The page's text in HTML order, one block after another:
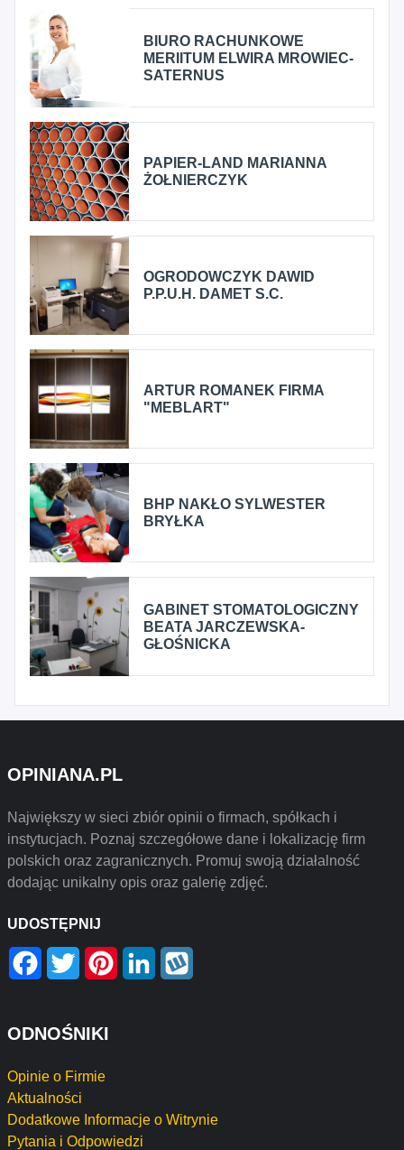
BIURO RACHUNKOWE
MERIITUM ELWIRA MROWIEC-
SATERNUS
PAPIER-LAND MARIANNA
ŻOŁNIERCZYK
OGRODOWCZYK DAWID
P.P.U.H. DAMET S.C.
ARTUR ROMANEK FIRMA
"MEBLART"
BHP NAKŁO SYLWESTER
BRYŁKA
GABINET STOMATOLOGICZNY
BEATA JARCZEWSKA-
GŁOŚNICKA
OPINIANA.PL
Największy w sieci zbiór opinii o firmach, spółkach i
instytucjach. Poznaj szczegółowe dane i lokalizację firm
polskich oraz zagranicznych. Promuj swoją działalność
dodając unikalny opis oraz galerię zdjęć.
UDOSTĘPNIJ
Facebook
Twitter PinterestLinkedIn
ODNOŚNIKI
Opinie o Firmie
Aktualności
Dodatkowe Informacje o Witrynie
Pytania i Odpowiedzi